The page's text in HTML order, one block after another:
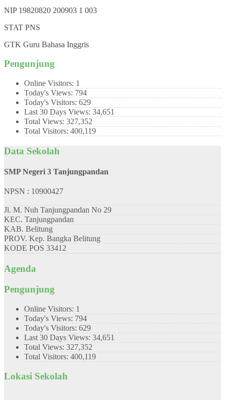
NIP 19820820 200903 1 003
STAT PNS
GTK Guru Bahasa Inggris
Pengunjung
Online Visitors: 1
Today's Views: 794
Today's Visitors: 629
Last 30 Days Views: 34,651
Total Views: 327,352
Total Visitors: 400,119
Data Sekolah
SMP Negeri 3 Tanjungpandan
NPSN : 10900427
Jl. M. Nuh Tanjungpandan No 29
KEC. Tanjungpandan
KAB. Belitung
PROV. Kep. Bangka Belitung
KODE POS 33412
Agenda
Pengunjung
Online Visitors: 1
Today's Views: 794
Today's Visitors: 629
Last 30 Days Views: 34,651
Total Views: 327,352
Total Visitors: 400,119
Lokasi Sekolah